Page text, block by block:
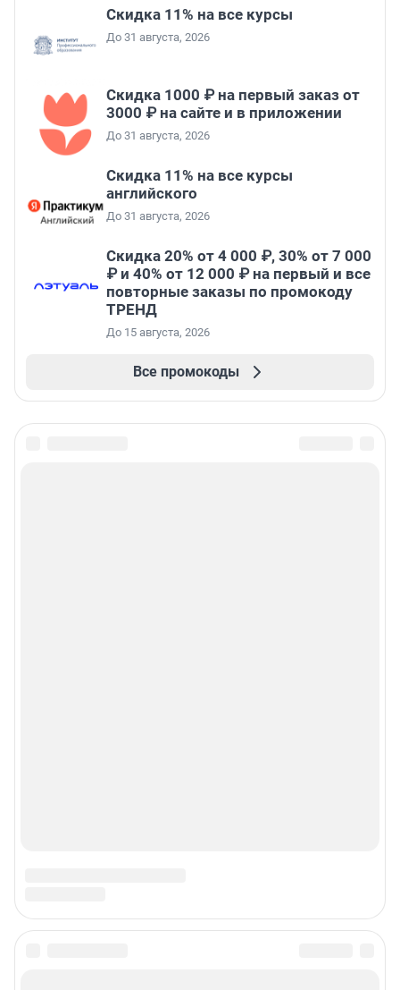
Скидка 11% на все курсы
До 31 августа, 2026
Скидка 1000 ₽ на первый заказ от
3000 ₽ на сайте и в приложении
До 31 августа, 2026
Скидка 11% на все курсы
английского
До 31 августа, 2026
Скидка 20% от 4 000 ₽, 30% от 7 000
₽ и 40% от 12 000 ₽ на первый и все
повторные заказы по промокоду
ТРЕНД
До 15 августа, 2026
Все промокоды